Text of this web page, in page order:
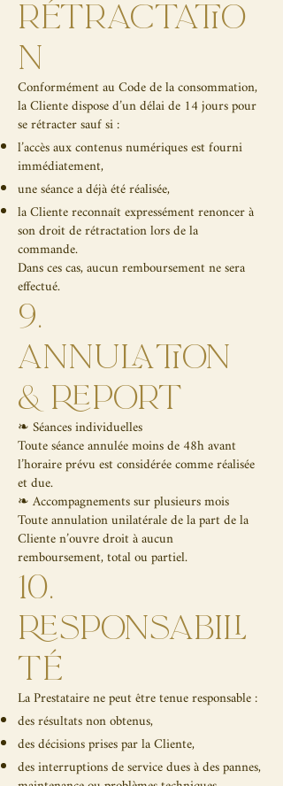
RÉTRACTATIO
N
Conformément au Code de la consommation,
la Cliente dispose d’un délai de 14 jours pour
se rétracter sauf si :
l’accès aux contenus numériques est fourni
immédiatement,
une séance a déjà été réalisée,
la Cliente reconnaît expressément renoncer à
son droit de rétractation lors de la
commande.
Dans ces cas, aucun remboursement ne sera
effectué.
9.
ANNULATION
& REPORT
❧ Séances individuelles
Toute séance annulée moins de 48h avant
l’horaire prévu est considérée comme réalisée
et due.
❧ Accompagnements sur plusieurs mois
Toute annulation unilatérale de la part de la
Cliente n’ouvre droit à aucun
remboursement, total ou partiel.
10.
RESPONSABILI
TÉ
La Prestataire ne peut être tenue responsable :
des résultats non obtenus,
des décisions prises par la Cliente,
des interruptions de service dues à des pannes,